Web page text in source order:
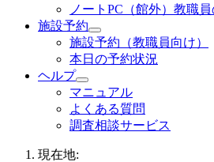
ノートPC（館外）教職
施設予約
施設予約（教職員向け）
本日の予約状況
ヘルプ
マニュアル
よくある質問
調査相談サービス
現在地: